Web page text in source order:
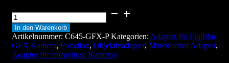
Adapter
Contax
645
an
GFX
Menge
In den Warenkorb
Artikelnummer: C645-GFX-P Kategorien: Adapter für Fujifilm
GFX Kamera, Fotodiox, Objektivadapter, Mittelformat Adapter,
Adapter für spiegellose Kameras